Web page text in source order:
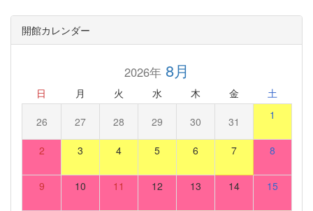
開館カレンダー
2026年8月
日 月 火 水 木 金 土
26 27 28 29 30 31 1
2 3 4 5 6 7 8
9 10 11 12 13 14 15